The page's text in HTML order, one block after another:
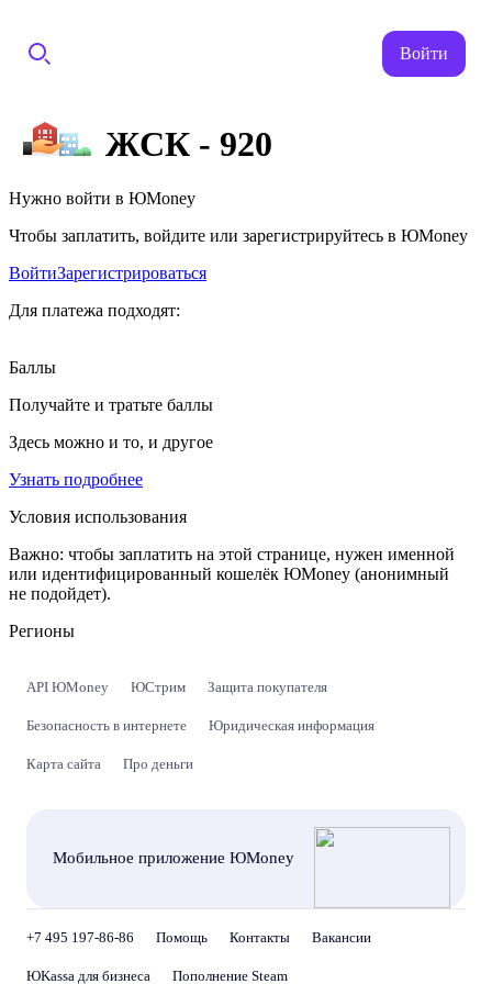
Войти
ЖСК - 920
Нужно войти в ЮMoney
Чтобы заплатить, войдите или зарегистрируйтесь в ЮMoney
ВойтиЗарегистрироваться
Для платежа подходят:
Баллы
Получайте и тратьте баллы
Здесь можно и то, и другое
Узнать подробнее
Условия использования
Важно: чтобы заплатить на этой странице, нужен именной
или идентифицированный кошелёк ЮMoney (анонимный
не подойдет).
Регионы
API ЮMoney ЮСтрим Защита покупателя
Безопасность в интернете Юридическая информация
Карта сайта Про деньги
Мобильное приложение ЮMoney
+7 495 197-86-86 Помощь Контакты Вакансии
ЮKassa для бизнеса Пополнение Steam